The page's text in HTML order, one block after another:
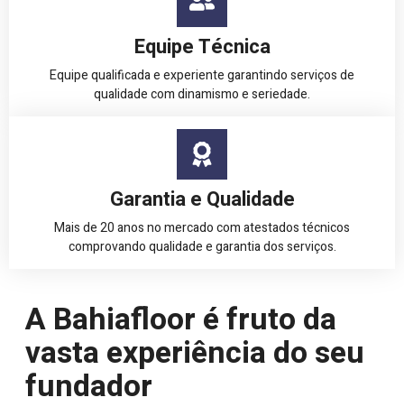
Equipe Técnica
Equipe qualificada e experiente garantindo serviços de
qualidade com dinamismo e seriedade.
Garantia e Qualidade
Mais de 20 anos no mercado com atestados técnicos
comprovando qualidade e garantia dos serviços.
A Bahiafloor é fruto da
vasta experiência do seu
fundador